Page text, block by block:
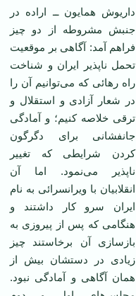
داریوش همایون ــ اراده در
جنبش مشروطه از دو چیز
فراهم آمد: آگاهی بر موقعیت
تحمل ناپذیر ایران و شناخت
راه رهائی که می‌توانیم آن را
در شعار آزادی و استقلال و
ترقی خلاصه کنیم؛ و آمادگی
جانفشانی برای دگرگون
کردن شرایطی که تغییر
ناپذیر می‌نمود. اما آن
انقلابیان با ویرانسرائی به نام
ایران سرو کار داشتند و
هنگامی ‌که پس از پیروزی به
بازسازی آن برخاستند چیز
زیادی در دستشان بیش از‌‌
همان آگاهی و آمادگی نبود.